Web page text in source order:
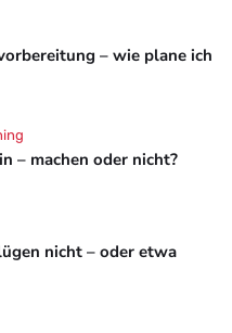
– wie plane ich
– machen oder nicht?
nicht – oder etwa